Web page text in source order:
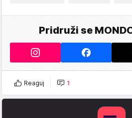
Pridruži se
Reaguj 1